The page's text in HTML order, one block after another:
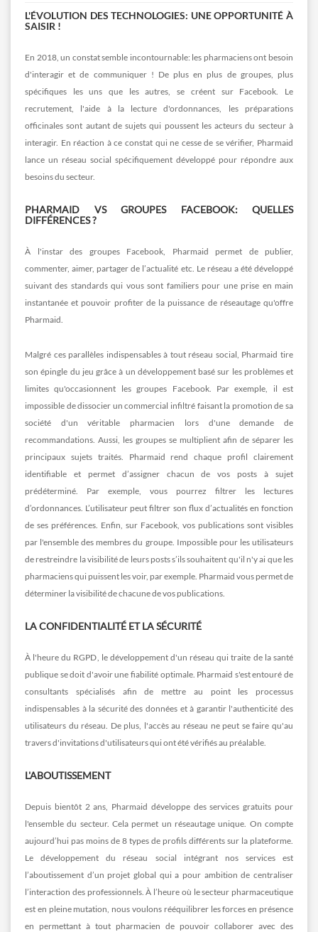
L'ÉVOLUTION DES TECHNOLOGIES: UNE OPPORTUNITÉ À
SAISIR !
En 2018, un constat semble incontournable: les pharmaciens ont besoin
d'interagir et de communiquer ! De plus en plus de groupes, plus
spécifiques les uns que les autres, se créent sur Facebook. Le
recrutement, l'aide à la lecture d'ordonnances, les préparations
officinales sont autant de sujets qui poussent les acteurs du secteur à
interagir. En réaction à ce constat qui ne cesse de se vérifier, Pharmaid
lance un réseau social spécifiquement développé pour répondre aux
besoins du secteur.
PHARMAID VS GROUPES FACEBOOK: QUELLES
DIFFÉRENCES ?
À l'instar des groupes Facebook, Pharmaid permet de publier,
commenter, aimer, partager de l’actualité etc. Le réseau a été développé
suivant des standards qui vous sont familiers pour une prise en main
instantanée et pouvoir profiter de la puissance de réseautage qu'offre
Pharmaid.
Malgré ces parallèles indispensables à tout réseau social, Pharmaid tire
son épingle du jeu grâce à un développement basé sur les problèmes et
limites qu'occasionnent les groupes Facebook. Par exemple, il est
impossible de dissocier un commercial infiltré faisant la promotion de sa
société d'un véritable pharmacien lors d'une demande de
recommandations. Aussi, les groupes se multiplient afin de séparer les
principaux sujets traités. Pharmaid rend chaque profil clairement
identifiable et permet d’assigner chacun de vos posts à sujet
prédéterminé. Par exemple, vous pourrez filtrer les lectures
d’ordonnances. L’utilisateur peut filtrer son flux d’actualités en fonction
de ses préférences. Enfin, sur Facebook, vos publications sont visibles
par l'ensemble des membres du groupe. Impossible pour les utilisateurs
de restreindre la visibilité de leurs posts s’ils souhaitent qu'il n'y ai que les
pharmaciens qui puissent les voir, par exemple. Pharmaid vous permet de
déterminer la visibilité de chacune de vos publications.
LA CONFIDENTIALITÉ ET LA SÉCURITÉ
À l'heure du RGPD, le développement d'un réseau qui traite de la santé
publique se doit d'avoir une fiabilité optimale. Pharmaid s'est entouré de
consultants spécialisés afin de mettre au point les processus
indispensables à la sécurité des données et à garantir l'authenticité des
utilisateurs du réseau. De plus, l'accès au réseau ne peut se faire qu'au
travers d'invitations d'utilisateurs qui ont été vérifiés au préalable.
L'ABOUTISSEMENT
Depuis bientôt 2 ans, Pharmaid développe des services gratuits pour
l'ensemble du secteur. Cela permet un réseautage unique. On compte
aujourd’hui pas moins de 8 types de profils différents sur la plateforme.
Le développement du réseau social intégrant nos services est
l’aboutissement d’un projet global qui a pour ambition de centraliser
l’interaction des professionnels. À l’heure où le secteur pharmaceutique
est en pleine mutation, nous voulons rééquilibrer les forces en présence
en permettant à tout pharmacien de pouvoir collaborer avec des